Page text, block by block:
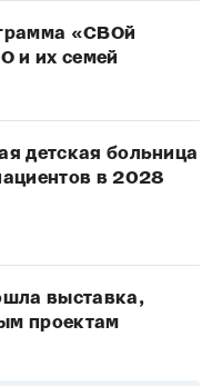
«СВОй
и их семей
детская больница
в 2028
выставка,
проектам